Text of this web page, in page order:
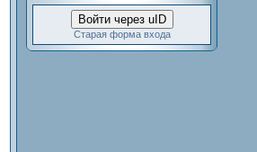
Войти через uID
Старая форма входа